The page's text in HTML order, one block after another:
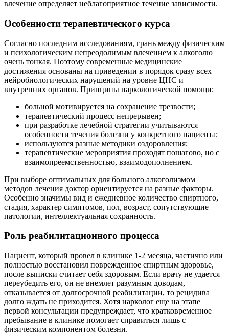
влечение определяет неблагоприятное течение зависимости.
Особенности терапевтического курса
Согласно последним исследованиям, грань между физическим
и психологическим непреодолимым влечением к алкоголю
очень тонкая. Поэтому современные медицинские
достижения основаны на приведении в порядок сразу всех
нейробиологических нарушений на уровне ЦНС и
внутренних органов. Принципы наркологической помощи:
больной мотивируется на сохранение трезвости;
терапевтический процесс непрерывен;
при разработке лечебной стратегии учитываются
особенности течения болезни у конкретного пациента;
используются разные методики оздоровления;
терапевтические мероприятия проходят пошагово, но с
взаимопреемственностью, взаимодополнением.
При выборе оптимальных для больного алкоголизмом
методов лечения доктор ориентируется на разные факторы.
Особенно значимы вид и ежедневное количество спиртного,
стадия, характер симптомов, пол, возраст, сопутствующие
патологии, интеллектуальная сохранность.
Роль реабилитационного процесса
Пациент, который провел в клинике 1-2 месяца, частично или
полностью восстановил поврежденное спиртным здоровье,
после выписки считает себя здоровым. Если врачу не удается
переубедить его, он не внемлет разумным доводам,
отказывается от долгосрочной реабилитации, то рецидива
долго ждать не приходится. Хотя нарколог еще на этапе
первой консультации предупреждает, что кратковременное
пребывание в клинике помогает справиться лишь с
физическим компонентом болезни.